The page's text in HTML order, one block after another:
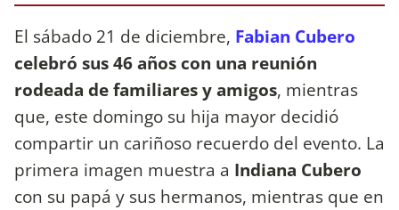
El sábado 21 de diciembre, Fabian Cubero
celebró sus 46 años con una reunión
rodeada de familiares y amigos, mientras
que, este domingo su hija mayor decidió
compartir un cariñoso recuerdo del evento. La
primera imagen muestra a Indiana Cubero
con su papá y sus hermanos, mientras que en